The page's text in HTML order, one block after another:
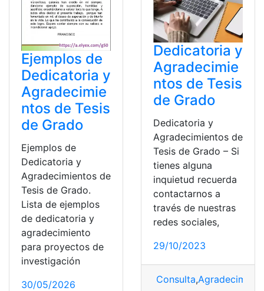
Ejemplos de
Dedicatoria y
Agradecimie
ntos de Tesis
de Grado
Ejemplos de
Dedicatoria y
Agradecimientos de
Tesis de Grado.
Lista de ejemplos
de dedicatoria y
agradecimiento
para proyectos de
investigación
30/05/2026
Dedicatoria y
Agradecimie
ntos de Tesis
de Grado
Dedicatoria y
Agradecimientos de
Tesis de Grado – Si
tienes alguna
inquietud recuerda
contactarnos a
través de nuestras
redes sociales,
29/10/2023
Consulta,